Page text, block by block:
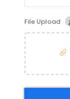
File Upload